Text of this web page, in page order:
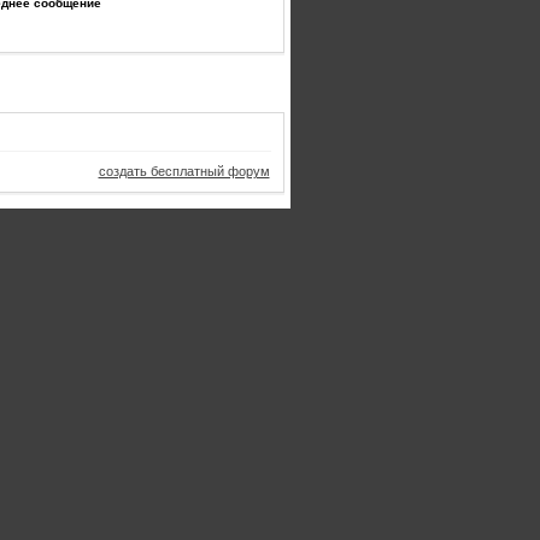
сообщение
создать бесплатный форум